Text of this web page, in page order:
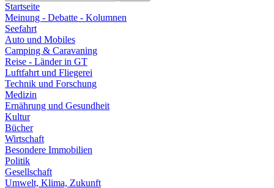
Startseite
Meinung - Debatte - Kolumnen
Seefahrt
Auto und Mobiles
Camping & Caravaning
Reise - Länder in GT
Luftfahrt und Fliegerei
Technik und Forschung
Medizin
Ernährung und Gesundheit
Kultur
Bücher
Wirtschaft
Besondere Immobilien
Politik
Gesellschaft
Umwelt, Klima, Zukunft